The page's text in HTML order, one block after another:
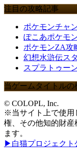
注目の攻略記事
ポケモンチャ
ぽこあポケモ
ポケモンZA攻
幻想水滸伝ス
スプラトゥー
当ゲームタイトルの
© COLOPL, Inc.
※当サイト上で使用
権、その他知的財
ます。
▶白猫プロジェクト